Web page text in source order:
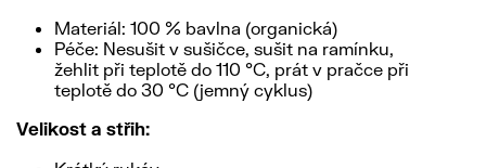
Materiál: 100 % bavlna (organická)
Péče: Nesušit v sušičce, sušit na ramínku,
žehlit při teplotě do 110 °C, prát v pračce při
teplotě do 30 °C (jemný cyklus)
Velikost a střih: